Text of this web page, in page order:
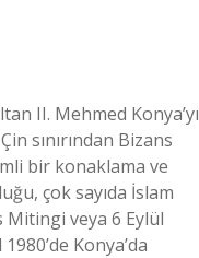
II. Mehmed Konya’yı
sınırından Bizans
bir konaklama ve
çok sayıda İslam
Mitingi veya 6 Eylül
Konya’da